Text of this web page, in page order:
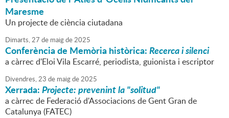
Maresme
Un projecte de ciència ciutadana
Dimarts,27 de maigde2025
Conferència de Memòria històrica:Recerca i silenci
a càrrec d'Eloi Vila Escarré, periodista, guionista i escriptor
Divendres,23 de maigde2025
Xerrada:Projecte: prevenint la "solitud"
a càrrec de Federació d'Associacions de Gent Gran de
Catalunya (FATEC)